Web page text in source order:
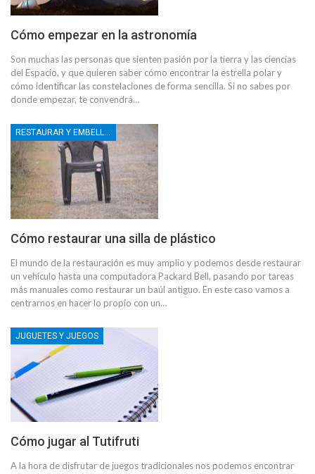
Cómo empezar en la astronomía
Son muchas las personas que sienten pasión por la tierra y las ciencias
del Espacio, y que quieren saber cómo encontrar la estrella polar y
cómo identificar las constelaciones de forma sencilla. Si no sabes por
donde empezar, te convendrá…
RESTAURAR Y EMBELLECER
Cómo restaurar una silla de plástico
El mundo de la restauración es muy amplio y podemos desde restaurar
un vehículo hasta una computadora Packard Bell, pasando por tareas
más manuales como restaurar un baúl antiguo. En este caso vamos a
centrarnos en hacer lo propio con un…
JUGUETES Y JUEGOS
Cómo jugar al Tutifruti
A la hora de disfrutar de juegos tradicionales nos podemos encontrar